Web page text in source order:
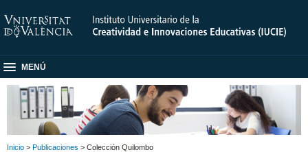
MENÚ
Inicio > Publicaciones > Colección Quilombo